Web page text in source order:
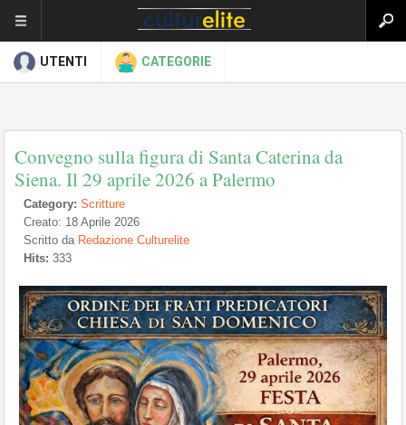
UTENTI CATEGORIE
Convegno sulla figura di Santa Caterina da
Siena. Il 29 aprile 2026 a Palermo
Category: Scritture
Creato: 18 Aprile 2026
Scritto da Redazione Culturelite
Hits: 333